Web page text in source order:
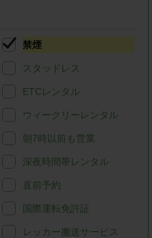
禁煙
スタッドレス
ETCレンタル
ウィークリーレンタル
朝7時以前も営業
深夜時間帯レンタル
直前予約
国際運転免許証
レッカー搬送サービス